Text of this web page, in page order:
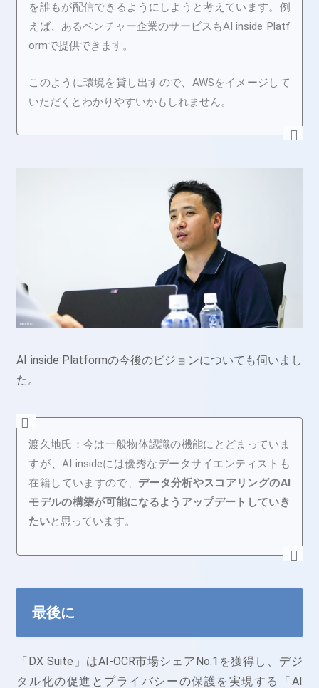
を誰もが配信できるようにしようと考えています。例
えば、あるベンチャー企業のサービスもAI inside Platf
ormで提供できます。
このように環境を貸し出すので、AWSをイメージして
いただくとわかりやすいかもしれません。
AI inside Platformの今後のビジョンについても伺いまし
た。
渡久地氏：今は一般物体認識の機能にとどまっていま
すが、AI insideには優秀なデータサイエンティストも
在籍していますので、 データ分析やスコアリングのAI
モデルの構築が可能になるようアップデートしていき
たいと思っています。
最後に
「DX Suite」はAI-OCR市場シェアNo.1を獲得し、デジ
タル化の促進とプライバシーの保護を実現する「AI